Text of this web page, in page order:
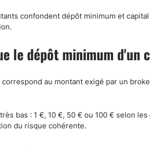
confondent dépôt minimum et
le dépôt minimum d'un
au montant exigé par un
bas : 1 €, 10 €, 50 € ou 100 € selon
du risque cohérente.